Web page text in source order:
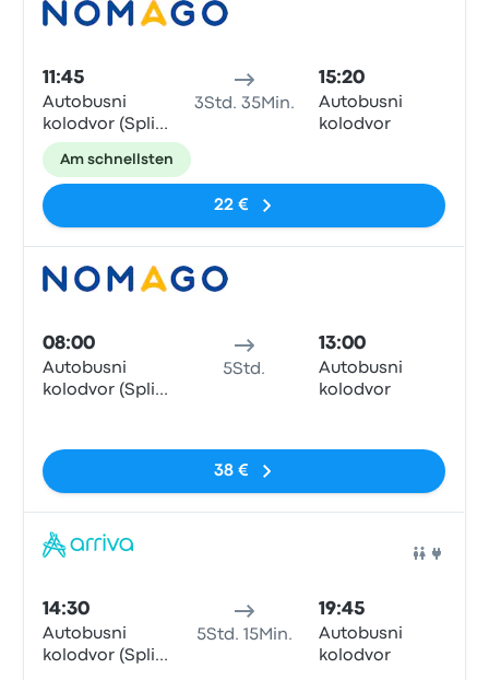
11:45
Autobusni
kolodvor (Split
Central Bus
Station)
3Std. 35Min.
15:20
Autobusni
kolodvor
Am schnellsten
22 €
08:00
Autobusni
kolodvor (Split
5Std.
13:00
Autobusni
kolodvor
38 €
14:30
Autobusni
kolodvor (Split
5Std. 15Min.
19:45
Autobusni
kolodvor